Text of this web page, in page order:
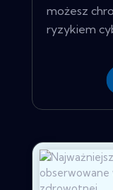
możesz
ryzykiem